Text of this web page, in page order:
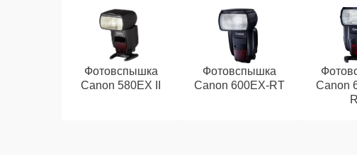
Фотовспышка
Canon 580EX II
Фотовспышка
Canon 600EX-RT
Canon